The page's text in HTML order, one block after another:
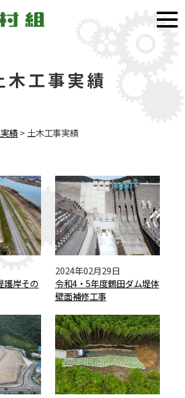
木工事実績
績> 土木工事実績
護岸その
2024年02月29日
令和4・5年度鶴田ダム堤体
壁面補修工事